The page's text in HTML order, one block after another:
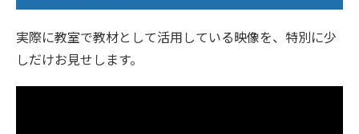
実際に教室で教材として活用している映像を、特別に少
しだけお見せします。